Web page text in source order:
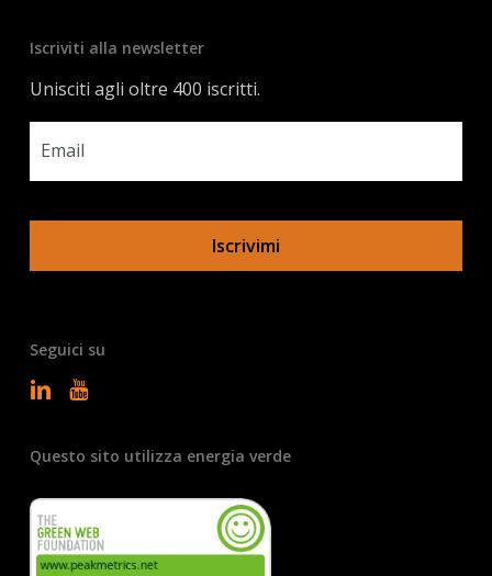
Iscriviti alla newsletter
Unisciti agli oltre 400 iscritti.
Email
Seguici su
Questo sito utilizza energia verde